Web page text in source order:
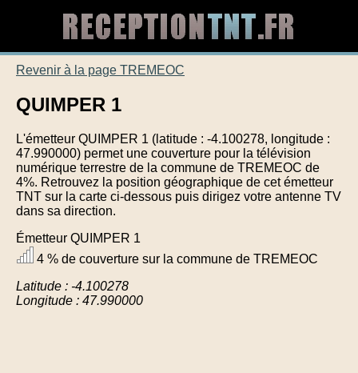
Revenir à la page TREMEOC
QUIMPER 1
L'émetteur QUIMPER 1 (latitude : -4.100278, longitude :
47.990000) permet une couverture pour la télévision
numérique terrestre de la commune de TREMEOC de
4%. Retrouvez la position géographique de cet émetteur
TNT sur la carte ci-dessous puis dirigez votre antenne TV
dans sa direction.
Émetteur QUIMPER 1
4 % de couverture sur la commune de TREMEOC
Latitude : -4.100278
Longitude : 47.990000